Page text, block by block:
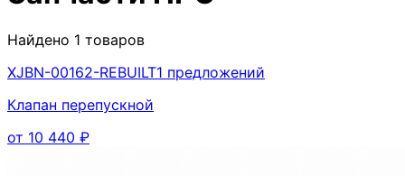
Найдено 1 товаров
XJBN-00162-REBUILT1 предложений
Клапан перепускной
от 10 440 ₽